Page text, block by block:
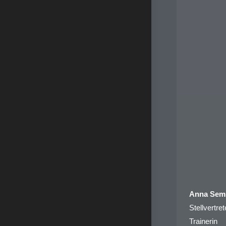
Anna
Trainerin